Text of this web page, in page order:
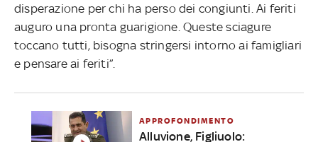
disperazione per chi ha perso dei congiunti. Ai feriti
auguro una pronta guarigione. Queste sciagure
toccano tutti, bisogna stringersi intorno ai famigliari
e pensare ai feriti”.
APPROFONDIMENTO
Alluvione, Figliuolo: